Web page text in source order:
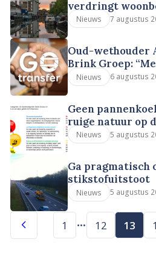
verdringt
Nieuws 7 augustus
Oud-wethouder
Brink Groep:
Nieuws 6 augustus
Geen
ruige natuur op
Nieuws 5 augustus
Ga pragmatisch
stikstofuitstoot
Nieuws 5 augustus
1 12 13